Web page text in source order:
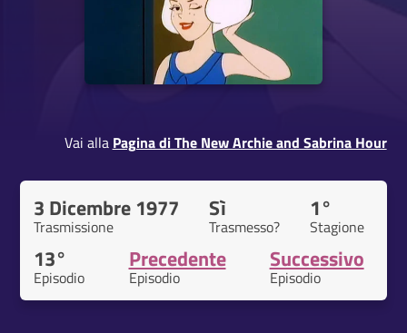
Vai alla Pagina di The New Archie and Sabrina Hour
3 Dicembre 1977
Trasmissione
Sì
Trasmesso?
1°
Stagione
13°
Episodio
Precedente
Episodio
Successivo
Episodio